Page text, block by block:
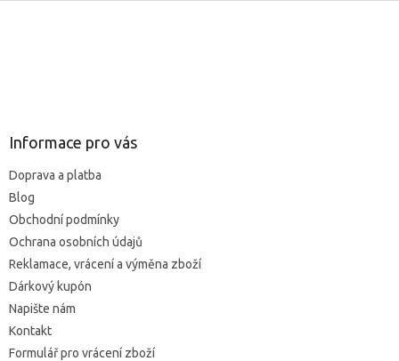
Informace pro vás
Doprava a platba
Blog
Obchodní podmínky
Ochrana osobních údajů
Reklamace, vrácení a výměna zboží
Dárkový kupón
Napište nám
Kontakt
Formulář pro vrácení zboží